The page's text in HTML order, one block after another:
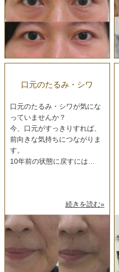
口元のたるみ・シワ
口元のたるみ・シワが気にな
っていませんか？
今、口元がすっきりすれば、
前向きな気持ちにつながりま
す。
10年前の状態に戻すには…
続きを読む»